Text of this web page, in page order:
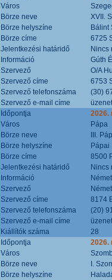
Város
Börze neve
XVII.
Börze helyszíne
Bálint
Börze címe
6725
Jelentkezési határidő
Nincs
Információ
Gúth
Szervező
O/A
Szervező címe
6753
Szervező telefonszáma
(30)
Szervező e-mail címe
Időpontja
2026.
Város
Pápa
Börze neve
III.
Börze helyszíne
Pápai
Börze címe
8500
Jelentkezési határidő
Nincs
Információ
Szervező
Szervező címe
8174
Szervező telefonszáma
(20)
Szervező e-mail címe
Kiállítók száma
28
Időpontja
2026.
Város
Börze neve
I.
Börze helyszíne